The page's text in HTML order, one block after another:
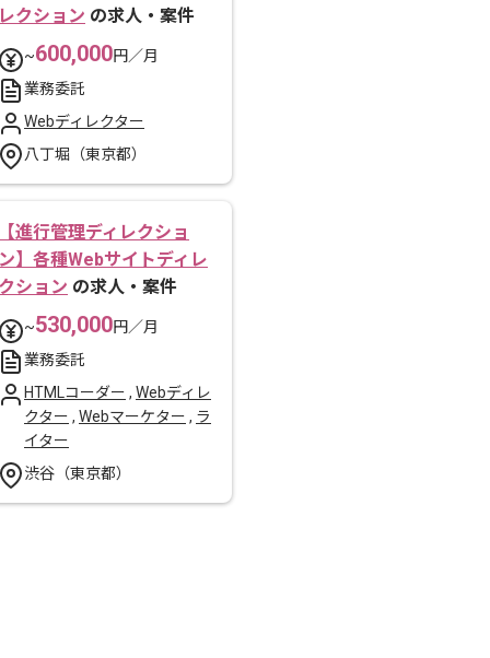
クション の求人・案件
~600,000円／月
業務委託
Webディレクター
八丁堀（東京都）
進行管理ディレクショ
】各種Webサイトディレ
ション の求人・案件
~530,000円／月
業務委託
HTMLコーダー , Webディレ
クター , Webマーケター , ラ
イター
渋谷（東京都）